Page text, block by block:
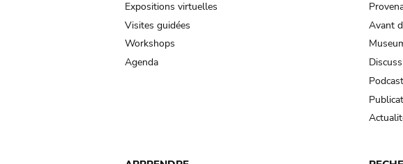
Expositions virtuelles
Visites guidées
Workshops
Agenda
Avant